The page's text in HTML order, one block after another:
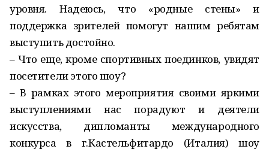
уровня. Надеюсь, что «родные стены» и
поддержка зрителей помогут нашим ребятам
выступить достойно.
– Что еще, кроме спортивных поединков, увидят
посетители этого шоу?
– В рамках этого мероприятия своими яркими
выступлениями нас порадуют и деятели
искусства, дипломанты международного
конкурса в г.Кастельфитардо (Италия) шоу